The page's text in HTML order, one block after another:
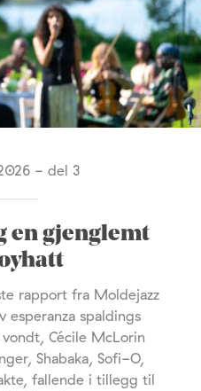
- del 3
en gjenglemt
rapport fra Moldejazz
esperanza spaldings
Cécile McLorin
Shabaka, Sofi-O,
fallende i tillegg til